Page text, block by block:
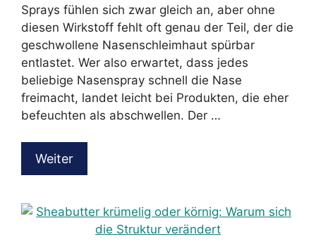
Sprays fühlen sich zwar gleich an, aber ohne
diesen Wirkstoff fehlt oft genau der Teil, der die
geschwollene Nasenschleimhaut spürbar
entlastet. Wer also erwartet, dass jedes
beliebige Nasenspray schnell die Nase
freimacht, landet leicht bei Produkten, die eher
befeuchten als abschwellen. Der …
Weiter